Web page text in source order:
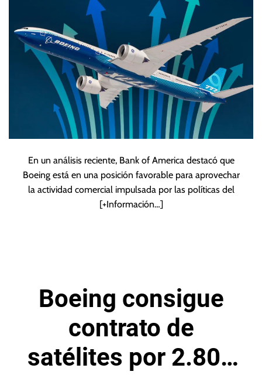
En un análisis reciente, Bank of America destacó que
Boeing está en una posición favorable para aprovechar
la actividad comercial impulsada por las políticas del
[+Información…]
Boeing consigue
contrato de
satélites por 2.800